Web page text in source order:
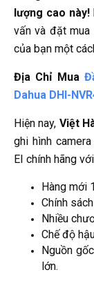
lượng cao này!
vấn và đặt mua
của bạn một
Địa Chỉ Mua
Dahua DHI-
Hiện nay, Việt
ghi hình
EI chính hãng
Hàng mới
Chính
Nhiều
Chế độ
Nguồn
lớn.